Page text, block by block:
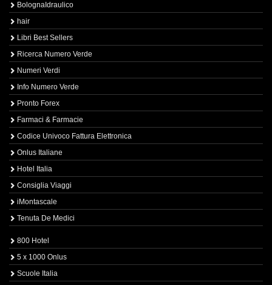
BolognaIdraulico
hair
Libri Best Sellers
Ricerca Numero Verde
Numeri Verdi
Info Numero Verde
Pronto Forex
Farmaci & Farmacie
Codice Univoco Fattura Elettronica
Onlus Italiane
Hotel Italia
Consiglia Viaggi
iMontascale
Tenuta De Medici
800 Hotel
5 x 1000 Onlus
Scuole Italia